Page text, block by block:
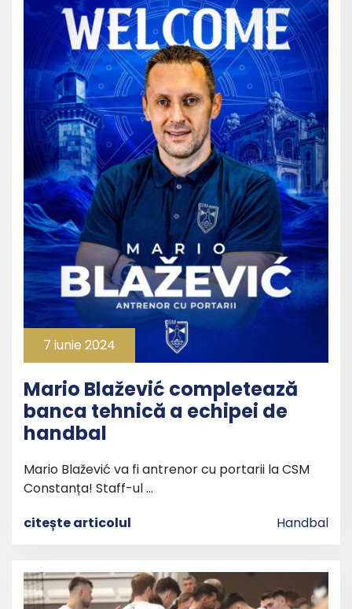
7 iunie 2024
Mario Blažević completează
banca tehnică a echipei de
handbal
Mario Blažević va fi antrenor cu portarii la CSM
Constanța! Staff-ul …
citește articolul
Handbal